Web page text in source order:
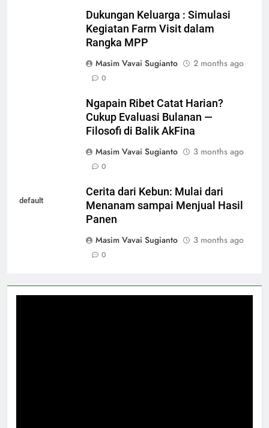
Dukungan Keluarga : Simulasi
Kegiatan Farm Visit dalam
Rangka MPP
Masim Vavai Sugianto
2 months ago
0
Ngapain Ribet Catat Harian?
Cukup Evaluasi Bulanan —
Filosofi di Balik AkFina
Masim Vavai Sugianto
3 months ago
0
default
Cerita dari Kebun: Mulai dari
Menanam sampai Menjual Hasil
Panen
Masim Vavai Sugianto
3 months ago
0